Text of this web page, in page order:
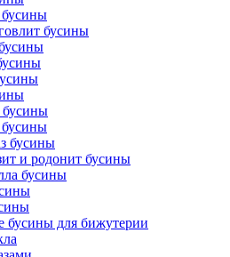
бусины
бусины
и родонит бусины
бусины
бусины для бижутерии